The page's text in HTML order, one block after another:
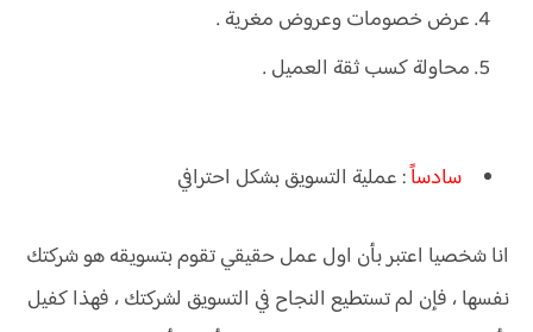
عرض خصومات وعروض مغرية .
محاولة كسب ثقة العميل .
سادساً: عملية التسويق بشكل احترافي
انا شخصيا اعتبر بأن اول عمل حقيقي تقوم بتسويقه هو شركتك
نفسها ، فإن لم تستطيع النجاح في التسويق لشركتك ، فهذا كفيل